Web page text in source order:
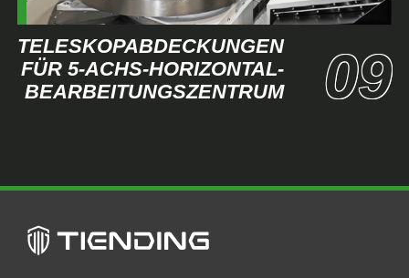
TELESKOPABDECKUNGEN
FÜR 5-ACHS-HORIZONTAL-
BEARBEITUNGSZENTRUM